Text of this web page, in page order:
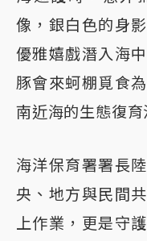
像，銀白色的身
優雅嬉戲潛入海
豚會來蚵棚覓食
南近海的生態復育
海洋保育署署長
央、地方與民間
上作業，更是守